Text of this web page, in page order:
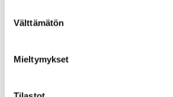
valinta
Välttämätön
Mieltymykset
pilottikohteilla tarkastelemassa
vesiensuojeluratkaisujen
kohteilla vedenpinta oli hyvin